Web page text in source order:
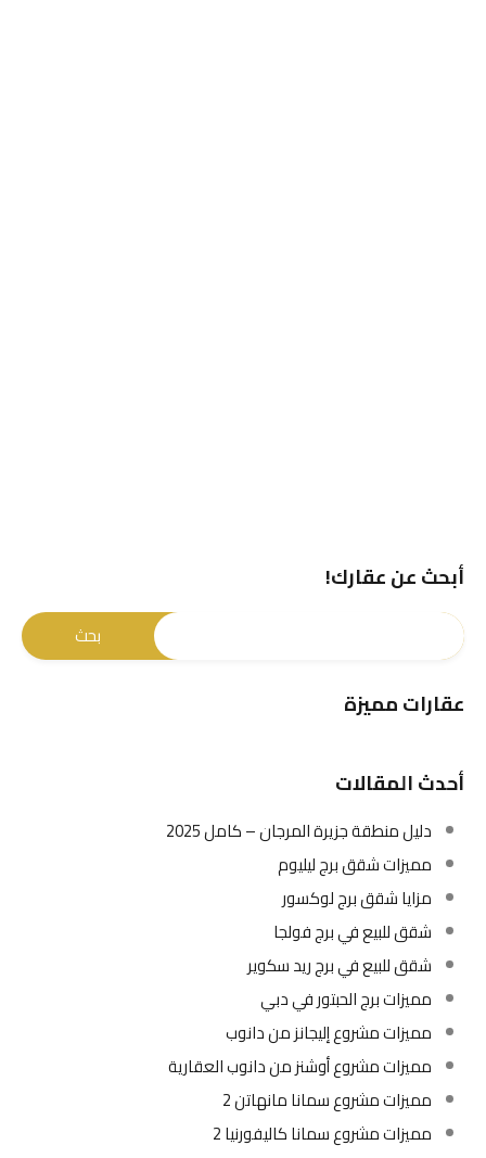
أبحث عن عقارك!
عقارات مميزة
أحدث المقالات
دليل منطقة جزيرة المرجان – كامل 2025
مميزات شقق برج ليليوم
مزايا شقق برج لوكسور
شقق للبيع في برج فولجا
شقق للبيع في برج ريد سكوير
مميزات برج الحبتور في دبي
مميزات مشروع إليجانز من دانوب
مميزات مشروع أوشنز من دانوب العقارية
مميزات مشروع سمانا مانهاتن 2
مميزات مشروع سمانا كاليفورنيا 2